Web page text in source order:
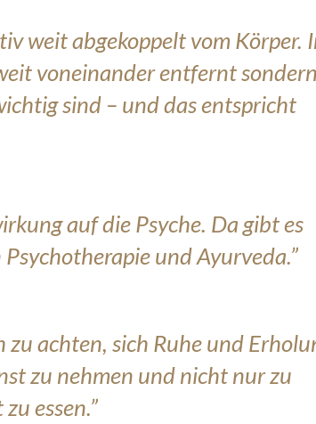
weit abgekoppelt vom Körper.
voneinander entfernt
sind – und das entspricht
auf die Psyche. Da gibt es
und Ayurveda.”
achten, sich Ruhe und
zu nehmen und nicht nur zu
essen.”